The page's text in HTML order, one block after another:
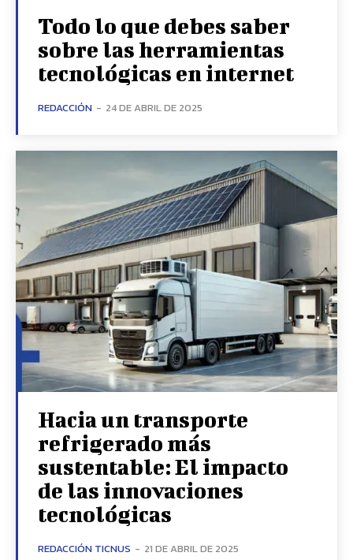
Todo lo que debes saber
sobre las herramientas
tecnológicas en internet
REDACCIÓN - 24 DE ABRIL DE 2025
Hacia un transporte
refrigerado más
sustentable: El impacto
de las innovaciones
tecnológicas
REDACCIÓN TICNUS - 21 DE ABRIL DE 2025